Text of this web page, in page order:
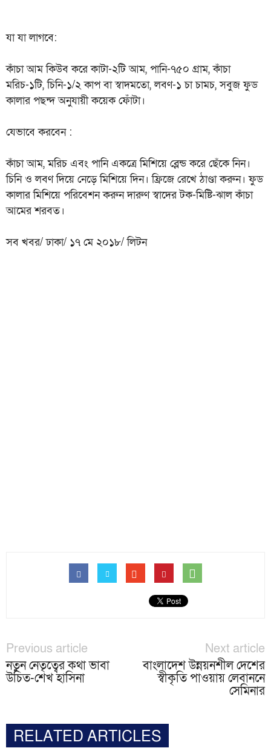
যা যা লাগবে:
কাঁচা আম কিউব করে কাটা-২টি আম, পানি-৭৫০ গ্রাম, কাঁচা
মরিচ-১টি, চিনি-১/২ কাপ বা স্বাদমতো, লবণ-১ চা চামচ, সবুজ ফুড
কালার পছন্দ অনুযায়ী কয়েক ফোঁটা।
যেভাবে করবেন :
কাঁচা আম, মরিচ এবং পানি একত্রে মিশিয়ে ব্লেন্ড করে ছেঁকে নিন।
চিনি ও লবণ দিয়ে নেড়ে মিশিয়ে দিন। ফ্রিজে রেখে ঠাণ্ডা করুন। ফুড
কালার মিশিয়ে পরিবেশন করুন দারুণ স্বাদের টক-মিষ্টি-ঝাল কাঁচা
আমের শরবত।
সব খবর/ ঢাকা/ ১৭ মে ২০১৮/ লিটন
Previous article
নতুন নেতৃত্বের কথা ভাবা
উচিত-শেখ হাসিনা
Next article
বাংলাদেশ উন্নয়নশীল দেশের
স্বীকৃতি পাওয়ায় লেবাননে
সেমিনার
RELATED ARTICLES